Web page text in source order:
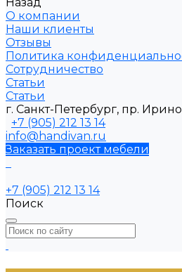
О компании
Наши клиенты
Отзывы
Политика
Сотрудничество
Статьи
Статьи
г. Санкт-Петербург, пр.
+7 (905) 212 13 14
info@handivan.ru
Заказать проект мебели
+7 (905) 212 13 14
Поиск